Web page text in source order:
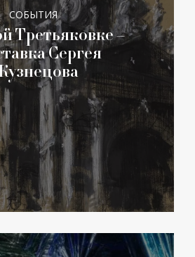
СОБЫТИЯ
Третьяковке –
Сергея